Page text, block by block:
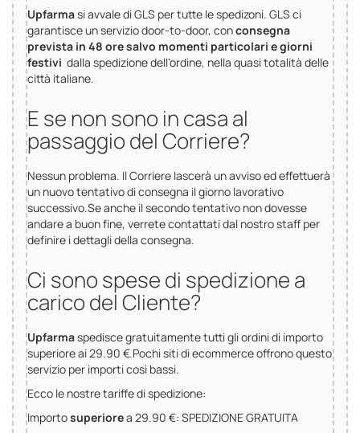
Upfarmasi avvale di GLS per tutte le spedizoni. GLS ci
garantisce un servizio door-to-door, conconsegna
prevista in 48 ore salvo momenti particolari e giorni
festivi dalla spedizione dell'ordine, nella quasi totalità delle
città italiane.
E se non sono in casa al
passaggio del Corriere?
Nessun problema. Il Corriere lascerà un avviso ed effettuerà
un nuovo tentativo di consegna il giorno lavorativo
successivo.Se anche il secondo tentativo non dovesse
andare a buon fine, verrete contattati dal nostro staff per
definire i dettagli della consegna.
Ci sono spese di spedizione a
carico del Cliente?
Upfarmaspedisce gratuitamente tutti gli ordini di importo
superiore ai 29.90 €.Pochi siti di ecommerce offrono questo
servizio per importi così bassi.
Ecco le nostre tariffe di spedizione:
Importosuperiorea 29.90 €: SPEDIZIONE GRATUITA